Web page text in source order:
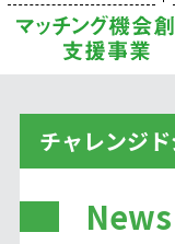
チャレンジ
News